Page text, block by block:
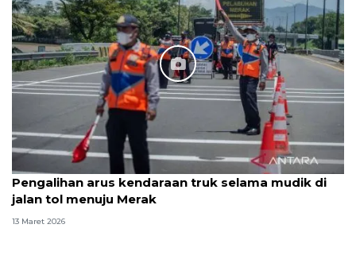
Pengalihan arus kendaraan truk selama mudik di
jalan tol menuju Merak
13 Maret 2026